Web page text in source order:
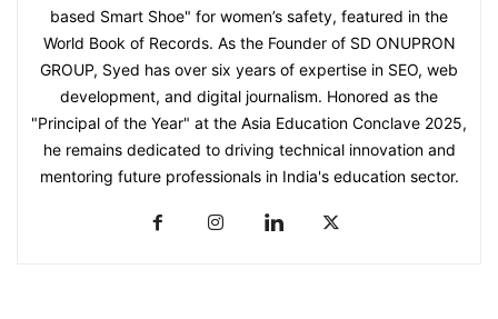
based Smart Shoe" for women’s safety, featured in the
World Book of Records. As the Founder of SD ONUPRON
GROUP, Syed has over six years of expertise in SEO, web
development, and digital journalism. Honored as the
"Principal of the Year" at the Asia Education Conclave 2025,
he remains dedicated to driving technical innovation and
mentoring future professionals in India's education sector.